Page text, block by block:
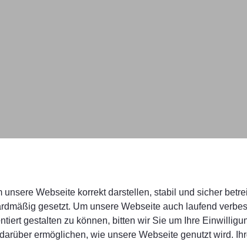
Webseite korrekt darstellen, stabil und sicher
gesetzt. Um unsere Webseite auch laufend
gestalten zu können, bitten wir Sie um Ihre
ermöglichen, wie unsere Webseite genutzt wird.